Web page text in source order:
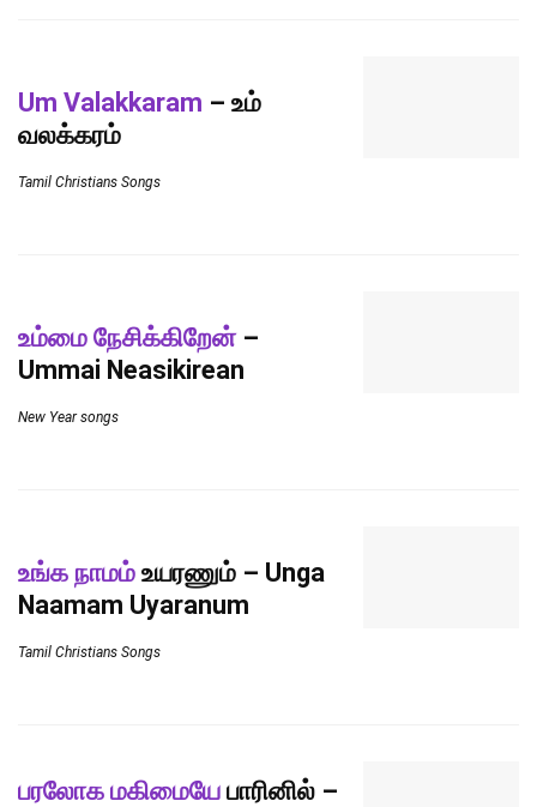
Um Valakkaram – உம்
வலக்கரம்
Tamil Christians Songs
உம்மை நேசிக்கிறேன்–
Ummai Neasikirean
New Year songs
உங்க நாமம் உயரணும் – Unga
Naamam Uyaranum
Tamil Christians Songs
பரலோக மகிமையே பாரினில் –